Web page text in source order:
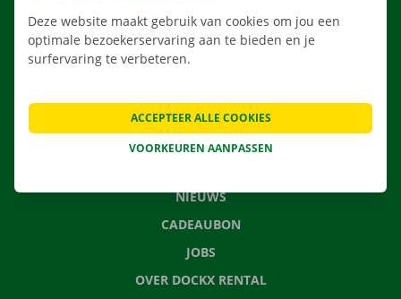
APP
VERHUISOPLOSSINGEN
CONTACTEER ONS
NIEUWS
CADEAUBON
JOBS
OVER DOCKX RENTAL
Deze website maakt gebruik van cookies om jou een
optimale bezoekerservaring aan te bieden en je
surfervaring te verbeteren.
VOORKEUREN AANPASSEN
ACCEPTEER ALLE COOKIES